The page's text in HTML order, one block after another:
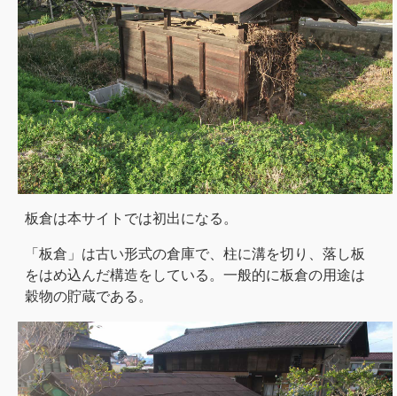
板倉は本サイトでは初出になる。
「板倉」は古い形式の倉庫で、柱に溝を切り、落し板
をはめ込んだ構造をしている。一般的に板倉の用途は
穀物の貯蔵である。